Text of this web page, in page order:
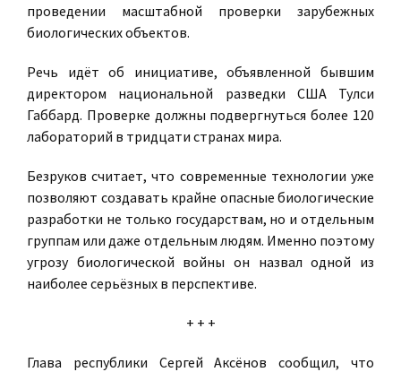
проведении масштабной проверки зарубежных
биологических объектов.
Речь идёт об инициативе, объявленной бывшим
директором национальной разведки США Тулси
Габбард. Проверке должны подвергнуться более 120
лабораторий в тридцати странах мира.
Безруков считает, что современные технологии уже
позволяют создавать крайне опасные биологические
разработки не только государствам, но и отдельным
группам или даже отдельным людям. Именно поэтому
угрозу биологической войны он назвал одной из
наиболее серьёзных в перспективе.
+ + +
Глава республики Сергей Аксёнов сообщил, что